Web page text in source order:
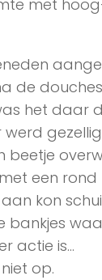
met
de
het daar
werd
beetje
een
kon
bankjes
actie is…
op.